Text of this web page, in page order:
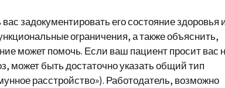
задокументировать его состояние здоровья
ограничения, а также объяснить,
может помочь. Если ваш пациент просит вас
может быть достаточно указать общий тип
расстройство»). Работодатель, возможно